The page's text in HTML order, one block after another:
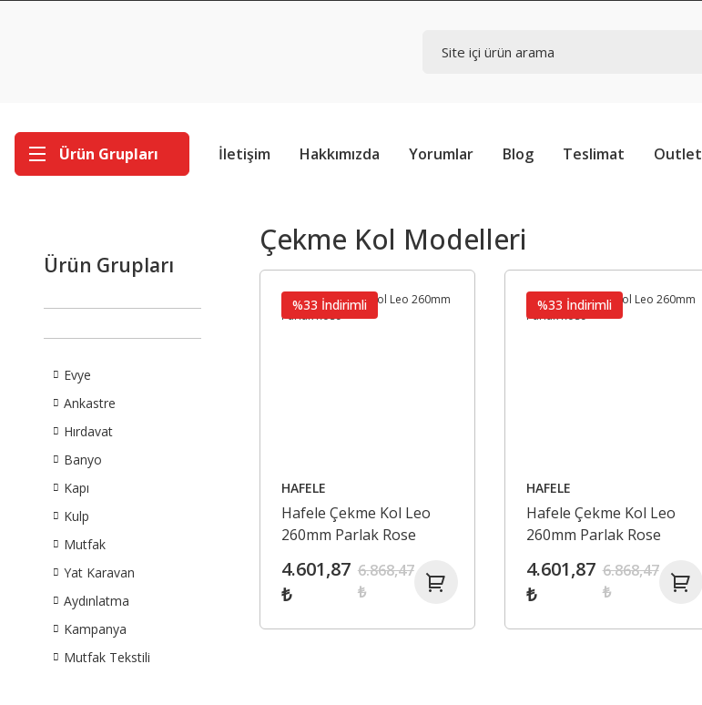
Ürün Grupları İletişim Hakkımızda Yorumlar Blog Teslimat Outlet
Ürün Grupları
Evye
Ankastre
Hırdavat
Banyo
Kapı
Kulp
Mutfak
Yat Karavan
Aydınlatma
Kampanya
Mutfak Tekstili
Çekme Kol Modelleri
%33 İndirimli
HAFELE
Hafele Çekme Kol Leo
260mm Parlak Rose
4.601,87
₺
6.868,47
₺
%33 İndirimli
HAFELE
Hafele Çekme Kol Leo
260mm Parlak Rose
4.601,87
₺
6.868,47
₺